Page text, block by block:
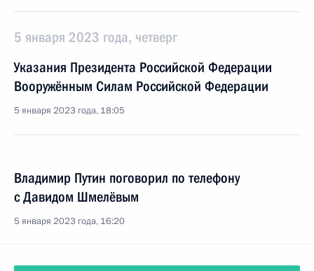
5 января 2023 года, четверг
Указания Президента Российской Федерации
Вооружённым Силам Российской Федерации
5 января 2023 года, 18:05
Владимир Путин поговорил по телефону
с Давидом Шмелёвым
5 января 2023 года, 16:20